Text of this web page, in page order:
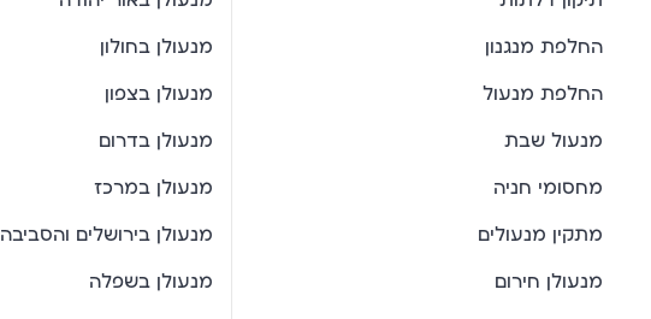
החלפת מנגנון
החלפת מנעול
מנעול שבת
מחסומי חניה
מתקין מנעולים
מנעולן חירום
מנעולן בחולון
מנעולן בצפון
מנעולן בדרום
מנעולן במרכז
מנעולן בירושלים והסביבה
מנעולן בשפלה